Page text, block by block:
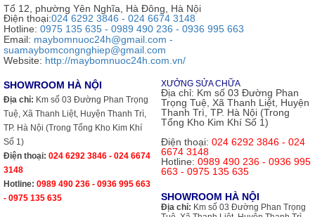
Tổ 12, phường Yên Nghĩa, Hà Đông, Hà Nội
Điện thoại:024 6292 3846 - 024 6674 3148
Hotline: 0975 135 635 - 0989 490 236 - 0936 995 663
Email: maybomnuoc24h@gmail.com -
suamaybomcongnghiep@gmail.com
Website: http://maybomnuoc24h.com.vn/
SHOWROOM HÀ NỘI
Địa chỉ: Km số 03 Đường Phan Trọng
Tuệ, Xã Thanh Liệt, Huyện Thanh Trì,
TP. Hà Nội (Trong Tổng Kho Kim Khí
Số 1)
Điện thoại: 024 6292 3846 - 024 6674
3148
Hotline: 0989 490 236 - 0936 995 663
- 0975 135 635
XƯỞNG SỬA CHỮA
Địa chỉ: Km số 03 Đường Phan
Trọng Tuệ, Xã Thanh Liệt, Huyện
Thanh Trì, TP. Hà Nội (Trong
Tổng Kho Kim Khí Số 1)
Điện thoại: 024 6292 3846 - 024
6674 3148
Hotline: 0989 490 236 - 0936 995
663 - 0975 135 635
SHOWROOM HÀ NỘI
Địa chỉ: Km số 03 Đường Phan Trọng